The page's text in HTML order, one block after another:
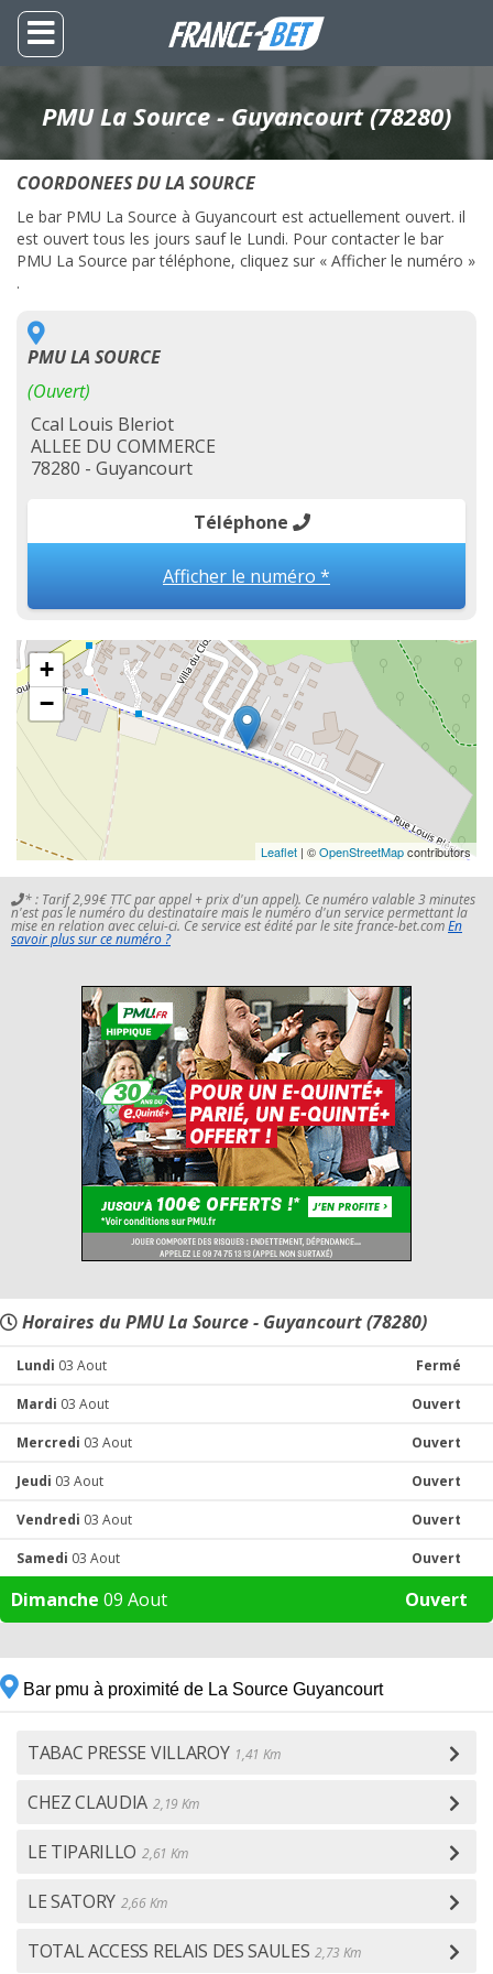
PMU La Source - Guyancourt (78280)
COORDONEES DU LA SOURCE
Le bar PMU La Source à Guyancourt est actuellement ouvert. il
est ouvert tous les jours sauf le Lundi. Pour contacter le bar
PMU La Source par téléphone, cliquez sur « Afficher le numéro »
.
PMU LA SOURCE
(Ouvert)
Ccal Louis Bleriot
ALLEE DU COMMERCE
78280 - Guyancourt
Téléphone
Afficher le numéro *
+
−
Leaflet | ©OpenStreetMapcontributors
* : Tarif 2,99€ TTC par appel + prix d'un appel). Ce numéro valable 3 minutes
n'est pas le numéro du destinataire mais le numéro d'un service permettant la
mise en relation avec celui-ci. Ce service est édité par le site france-bet.comEn
savoir plus sur ce numéro ?
Horaires du PMU La Source - Guyancourt (78280)
Lundi 03 Aout Fermé
Mardi 03 Aout Ouvert
Mercredi 03 Aout Ouvert
Jeudi 03 Aout Ouvert
Vendredi 03 Aout Ouvert
Samedi 03 Aout Ouvert
Dimanche 09 Aout Ouvert
Bar pmu à proximité de La Source Guyancourt
TABAC PRESSE VILLAROY 1,41 Km
CHEZ CLAUDIA 2,19 Km
LE TIPARILLO 2,61 Km
LE SATORY 2,66 Km
TOTAL ACCESS RELAIS DES SAULES 2,73 Km